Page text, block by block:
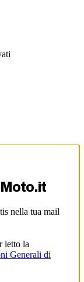
nella tua mail
letto la
Generali di